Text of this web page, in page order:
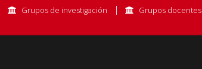
Grupos de investigación Grupos docentes